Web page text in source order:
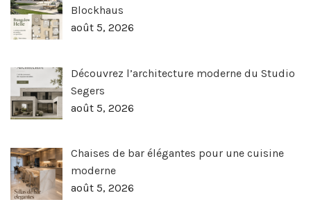
Blockhaus
août 5, 2026
Découvrez l’architecture moderne du Studio
Segers
août 5, 2026
Chaises de bar élégantes pour une cuisine
moderne
août 5, 2026